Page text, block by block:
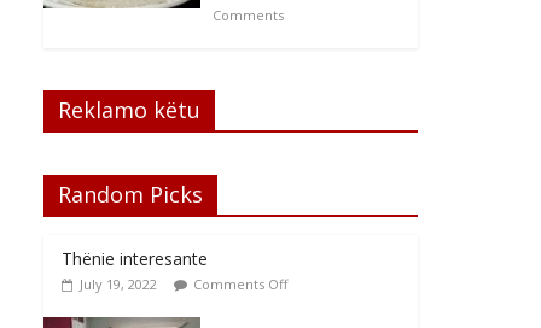
Comments
Reklamo këtu
Random Picks
Thënie interesante
July 19, 2022 Comments Off